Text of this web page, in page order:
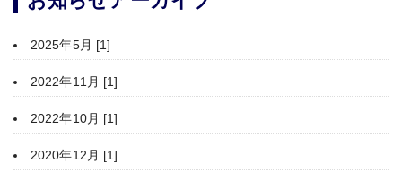
2025年5月 [1]
2022年11月 [1]
2022年10月 [1]
2020年12月 [1]